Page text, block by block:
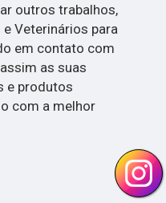
outros trabalhos,
Veterinários para
em contato com
as suas
e produtos
com a melhor